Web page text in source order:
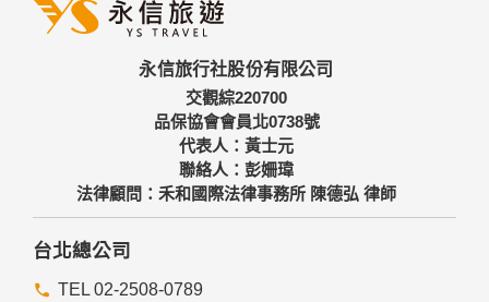
永信旅行社股份有限公司
交觀綜220700
品保協會會員北0738號
代表人：黃士元
聯絡人：彭姍瑋
法律顧問：禾和國際法律事務所 陳德弘 律師
台北總公司
TEL 02-2508-0789